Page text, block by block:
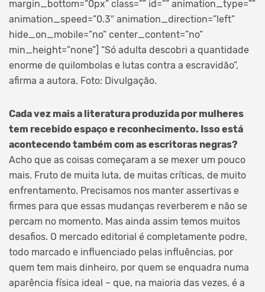
margin_bottom=”0px” class=”” id=”” animation_type=””
animation_speed=”0.3″ animation_direction=”left”
hide_on_mobile=”no” center_content=”no”
min_height=”none”] “Só adulta descobri a quantidade
enorme de quilombolas e lutas contra a escravidão”,
afirma a autora. Foto: Divulgação.
Cada vez mais a literatura produzida por mulheres
tem recebido espaço e reconhecimento. Isso está
acontecendo também com as escritoras negras?
Acho que as coisas começaram a se mexer um pouco
mais. Fruto de muita luta, de muitas críticas, de muito
enfrentamento. Precisamos nos manter assertivas e
firmes para que essas mudanças reverberem e não se
percam no momento. Mas ainda assim temos muitos
desafios. O mercado editorial é completamente podre,
todo marcado e influenciado pelas influências, por
quem tem mais dinheiro, por quem se enquadra numa
aparência física ideal – que, na maioria das vezes, é a